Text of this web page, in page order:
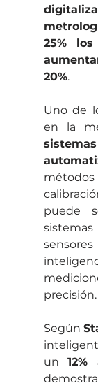
25%
20%.
Uno de
puede
precisión.
Según
un 12%